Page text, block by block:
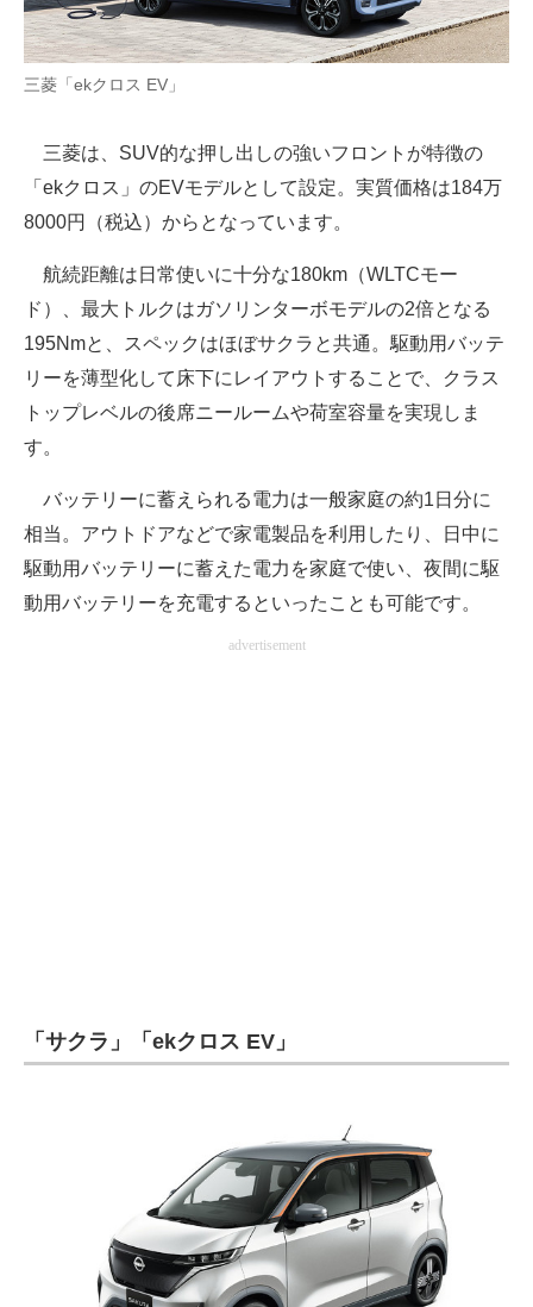
三菱「ekクロス EV」
三菱は、SUV的な押し出しの強いフロントが特徴の
「ekクロス」のEVモデルとして設定。実質価格は184万
8000円（税込）からとなっています。
航続距離は日常使いに十分な180km（WLTCモー
ド）、最大トルクはガソリンターボモデルの2倍となる
195Nmと、スペックはほぼサクラと共通。駆動用バッテ
リーを薄型化して床下にレイアウトすることで、クラス
トップレベルの後席ニールームや荷室容量を実現しま
す。
バッテリーに蓄えられる電力は一般家庭の約1日分に
相当。アウトドアなどで家電製品を利用したり、日中に
駆動用バッテリーに蓄えた電力を家庭で使い、夜間に駆
動用バッテリーを充電するといったことも可能です。
advertisement
「サクラ」「ekクロス EV」